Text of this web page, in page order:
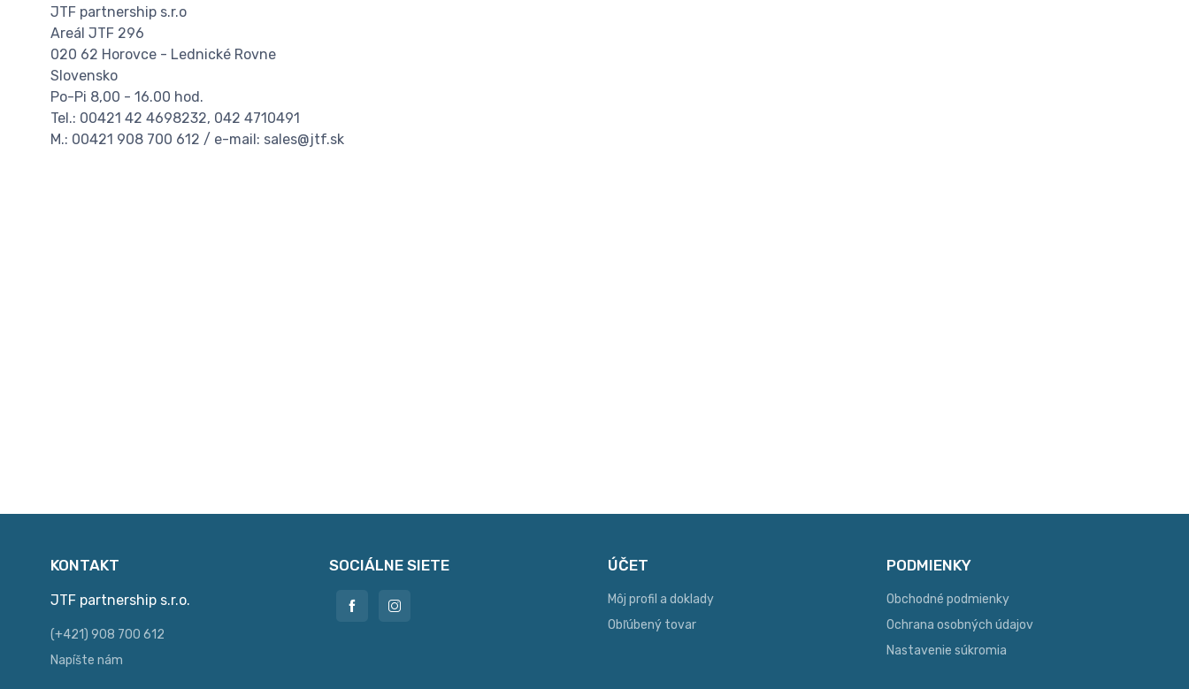
JTF partnership s.r.o
Areál JTF 296
020 62 Horovce - Lednické Rovne
Slovensko
Po-Pi 8,00 - 16.00 hod.
Tel.: 00421 42 4698232, 042 4710491
M.: 00421 908 700 612 / e-mail: sales@jtf.sk
KONTAKT
JTF partnership s.r.o.
(+421) 908 700 612
Napíšte nám
SOCIÁLNE SIETE ÚČET
Môj profil a doklady
Obľúbený tovar
PODMIENKY
Obchodné podmienky
Ochrana osobných údajov
Nastavenie súkromia